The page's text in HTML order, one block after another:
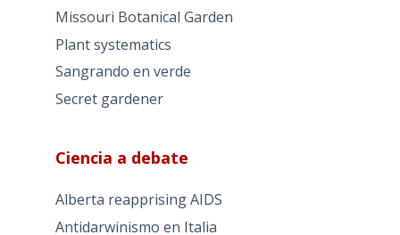
Missouri Botanical Garden
Plant systematics
Sangrando en verde
Secret gardener
Ciencia a debate
Alberta reapprising AIDS
Antidarwinismo en Italia